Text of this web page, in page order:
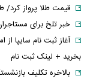
قیمت طلا پرواز کرد/ طلا سقف
خبر تلخ برای مستاجران
بخرید + لینک ثبت نام
بالاخره تکلیف